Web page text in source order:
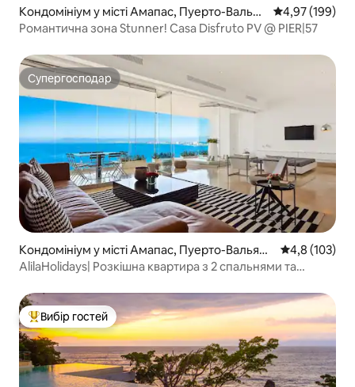
Кондомініум у місті Амапас, Пуерто-Вальяр
та
Середня
4,97 (199)
Романтична зона Stunner! Casa Disfruto PV @ PIER|57
Супергосподар
Супергосподар
Кондомініум у місті Амапас, Пуерто-Вальярт
а
Середня
4,8 (103)
AlilaHolidays| Розкішна квартира з 2 спальнями та
Топ вибір гостей
Вибір гостей